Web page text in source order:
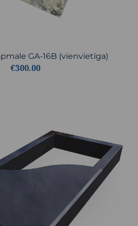
GA-16B (vienvietīga)
€300.00